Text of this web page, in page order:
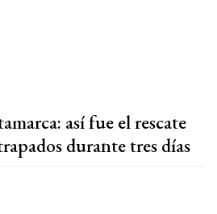
así fue el rescate
durante tres días